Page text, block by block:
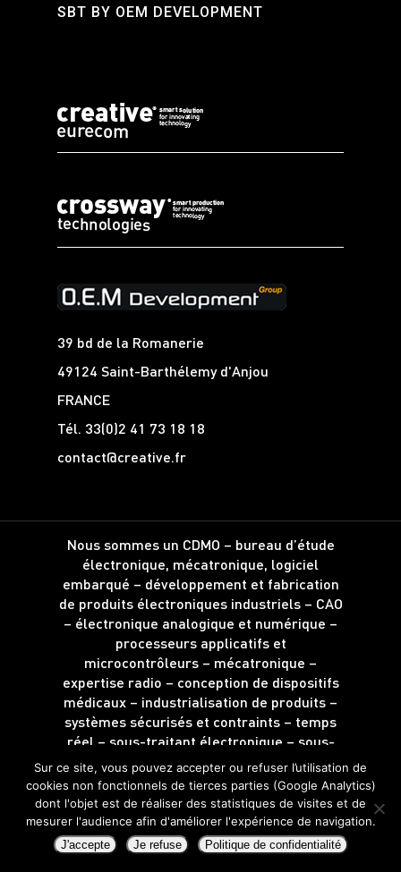
SBT BY OEM DEVELOPMENT
39 bd de la Romanerie
49124 Saint-Barthélemy d'Anjou
FRANCE
Tél. 33(0)2 41 73 18 18
contact@creative.fr
Nous sommes un CDMO – bureau d’étude
électronique, mécatronique, logiciel
embarqué – développement et fabrication
de produits électroniques industriels – CAO
– électronique analogique et numérique –
processeurs applicatifs et
microcontrôleurs – mécatronique –
expertise radio – conception de dispositifs
médicaux – industrialisation de produits –
systèmes sécurisés et contraints – temps
réel – sous-traitant électronique – sous-
traitance d’intégration.
Localisé à Angers – Saint-Barthélemy
d’Anjou – Maine-et-Loire – Région Pays de
la Loire – Grand Ouest – France
Sur ce site, vous pouvez accepter ou refuser l’utilisation de
cookies non fonctionnels de tierces parties (Google Analytics)
dont l'objet est de réaliser des statistiques de visites et de
mesurer l'audience afin d'améliorer l'expérience de navigation.
J'accepte Je refuse Politique de confidentialité